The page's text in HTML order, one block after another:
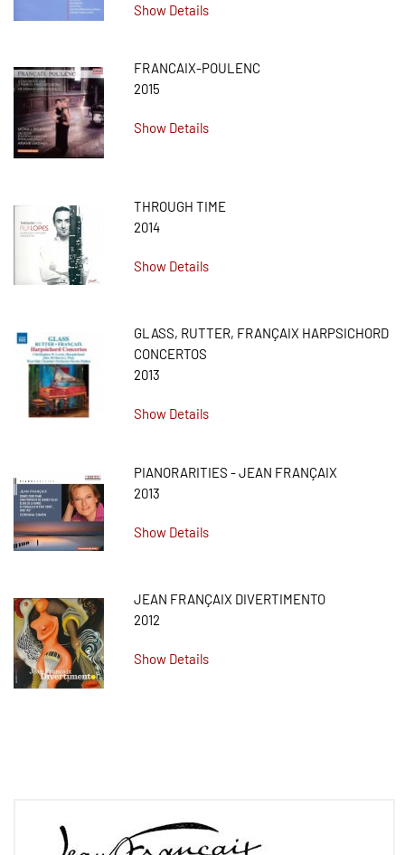
Show Details
FRANCAIX-POULENC
2015
Show Details
THROUGH TIME
2014
Show Details
GLASS, RUTTER, FRANÇAIX HARPSICHORD
CONCERTOS
2013
Show Details
PIANORARITIES - JEAN FRANÇAIX
2013
Show Details
JEAN FRANÇAIX DIVERTIMENTO
2012
Show Details